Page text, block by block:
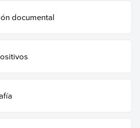
documental